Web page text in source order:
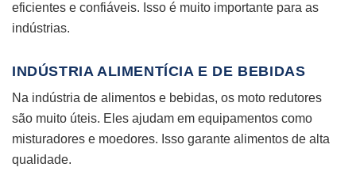
eficientes e confiáveis. Isso é muito importante para as
indústrias.
INDÚSTRIA ALIMENTÍCIA E DE BEBIDAS
Na indústria de alimentos e bebidas, os moto redutores
são muito úteis. Eles ajudam em equipamentos como
misturadores e moedores. Isso garante alimentos de alta
qualidade.